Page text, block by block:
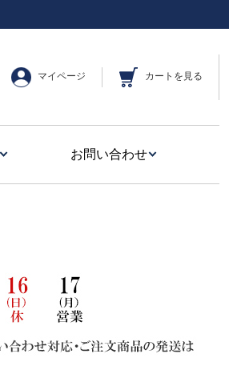
マイページ カートを見る
お問い合わせ